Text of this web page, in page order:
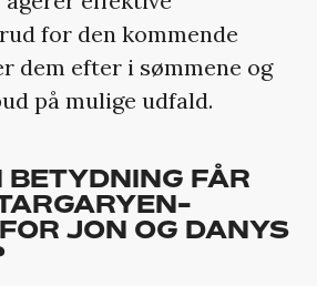
for den kommende
dem efter i sømmene og
på mulige udfald.
BETYDNING FÅR
JON OG DANYS